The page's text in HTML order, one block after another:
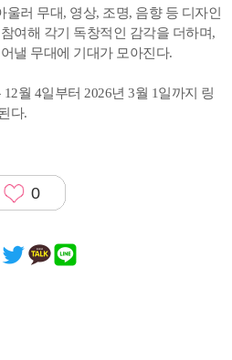
러 무대, 영상, 조명, 음향 등 디자인
여해 각기 독창적인 감각을 더하며,
낼 무대에 기대가 모아진다.
월 4일부터 2026년 3월 1일까지 링
다.
0